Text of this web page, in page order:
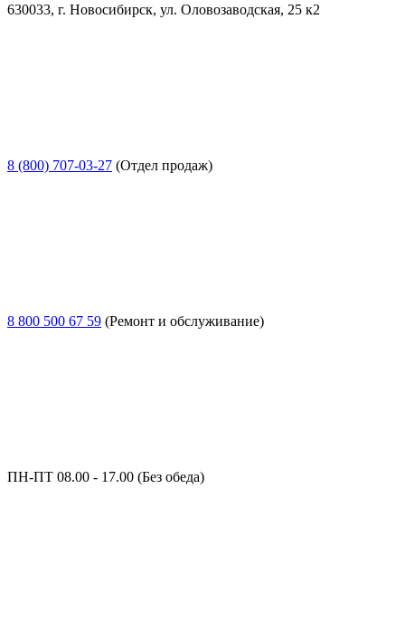
630033, г. Новосибирск, ул. Оловозаводская, 25 к2
8 (800) 707-03-27 (Отдел продаж)
8 800 500 67 59 (Ремонт и обслуживание)
ПН-ПТ 08.00 - 17.00 (Без обеда)